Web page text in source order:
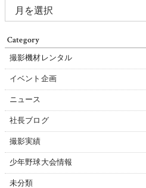
Category
撮影機材レンタル
イベント企画
ニュース
社長ブログ
撮影実績
少年野球大会情報
未分類